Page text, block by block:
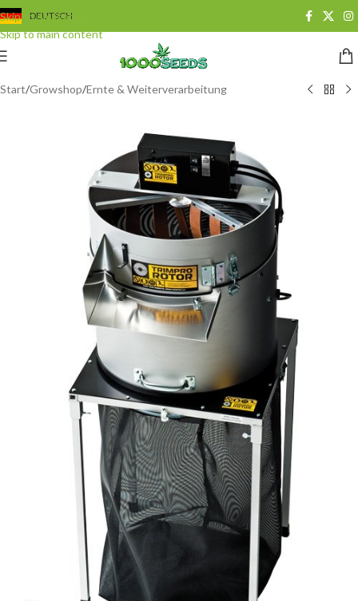
Skip to navigation
Skip to main content
DEUTSCH
Start/Growshop/Ernte & Weiterverarbeitung